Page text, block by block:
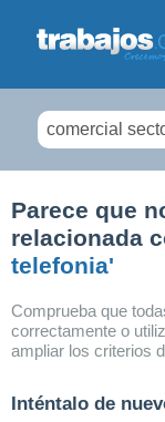
Parece que
relacionada
telefonia'
Comprueba que
correctamente o
ampliar los criterios
Inténtalo de